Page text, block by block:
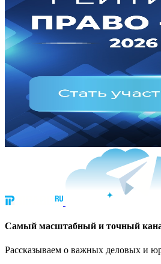
Cамый масштабный и точный
Рассказываем о важных деловых и